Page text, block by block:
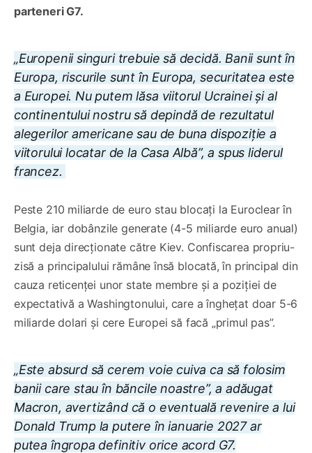
parteneri G7.
„Europenii singuri trebuie să decidă. Banii sunt în
Europa, riscurile sunt în Europa, securitatea este
a Europei. Nu putem lăsa viitorul Ucrainei și al
continentului nostru să depindă de rezultatul
alegerilor americane sau de buna dispoziție a
viitorului locatar de la Casa Albă”, a spus liderul
francez.
Peste 210 miliarde de euro stau blocați la Euroclear în
Belgia, iar dobânzile generate (4-5 miliarde euro anual)
sunt deja direcționate către Kiev. Confiscarea propriu-
zisă a principalului rămâne însă blocată, în principal din
cauza reticenței unor state membre și a poziției de
expectativă a Washingtonului, care a înghețat doar 5-6
miliarde dolari și cere Europei să facă „primul pas”.
„Este absurd să cerem voie cuiva ca să folosim
banii care stau în băncile noastre”, a adăugat
Macron, avertizând că o eventuală revenire a lui
Donald Trump la putere în ianuarie 2027 ar
putea îngropa definitiv orice acord G7.